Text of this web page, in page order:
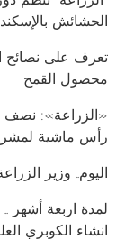
الحشائش
تعرف على نصائح
محصول القمح
رأس ماشية
اليوم.. وزير
لمدة اربعة أشهر
انشاء الكوبري